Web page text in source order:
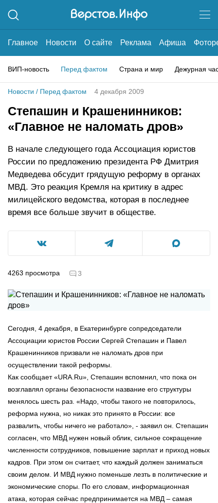
Главное Новости О сайте Реклама Афиша
ВИП-новость Перед фактом Страна и мир Дежурная
Новости / Перед фактом 4 декабря 2009
Степашин и Крашенинников:
«Главное не наломать дров»
В начале следующего года Ассоциация юристов
России по предложению президента РФ Дмитрия
Медведева обсудит грядущую реформу в органах
МВД. Это реакция Кремля на критику в адрес
милицейского ведомства, которая в последнее
время все больше звучит в обществе.
4263 просмотра 3
Сегодня, 4 декабря, в Екатеринбурге сопредседатели
Ассоциации юристов России Сергей Степашин и Павел
Крашенинников призвали не наломать дров при
осуществлении такой реформы.
Как сообщает «URA.Ru», Степашин вспомнил, что пока он
возглавлял органы безопасности название его структуры
менялось шесть раз. «Надо, чтобы такого не повторилось,
реформа нужна, но никак это принято в России: все
развалить, чтобы ничего не работало», - заявил он. Степашин
согласен, что МВД нужен новый облик, сильное сокращение
численности сотрудников, повышение зарплат и приход новых
кадров. При этом он считает, что каждый должен заниматься
своим делом. И МВД нужно поменьше лезть в политические и
экономические споры. По его словам, информационная
атака, которая сейчас предпринимается на МВД – самая